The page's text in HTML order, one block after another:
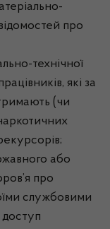
про
технічної
які за
(чи
або
про
службовими